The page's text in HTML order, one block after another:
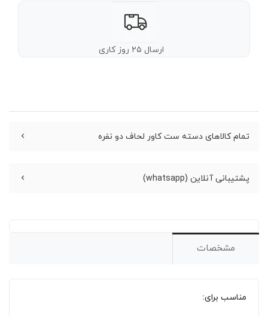
ارسال ۲۵ روز کاری
تمام کالاهای دسته ست کاور لحاف دو نفره
پشتیبانی آنلاین (whatsapp)
مشخصات
مناسب برای: